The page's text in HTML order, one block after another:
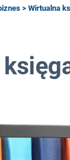
> Wirtualna